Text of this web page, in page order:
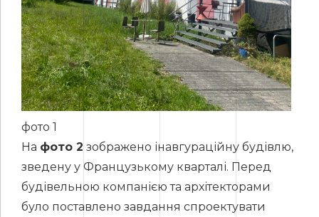
фото 1
На фото 2 зображено інавгураційну будівлю,
зведену у Французькому кварталі. Перед
будівельною компанією та архітекторами
було поставлено завдання спроектувати